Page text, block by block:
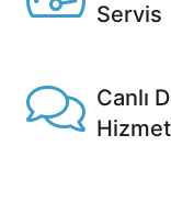
Servis
Canlı